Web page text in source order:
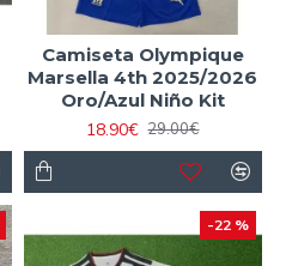
Camiseta Olympique
Marsella 4th 2025/2026
Oro/Azul Niño Kit
18.90€ 29.00€
-22 %